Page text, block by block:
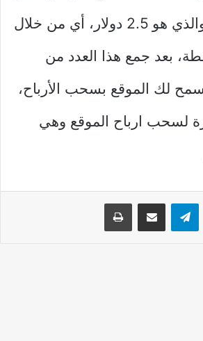
إلى الحد الأدني والذي هو 2.5 دولار، أي من خلال
ل 250 نقطة، بعد جمع هذا العدد من
لك الموقع بسحب الأرباح،
لسحب ارباح الموقع وهي
تيلقرام مشاركة عبر البريد طباعة